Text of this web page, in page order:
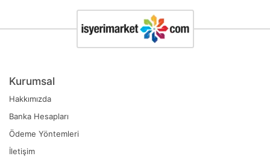
Kurumsal
Hakkımızda
Banka Hesapları
Ödeme Yöntemleri
İletişim